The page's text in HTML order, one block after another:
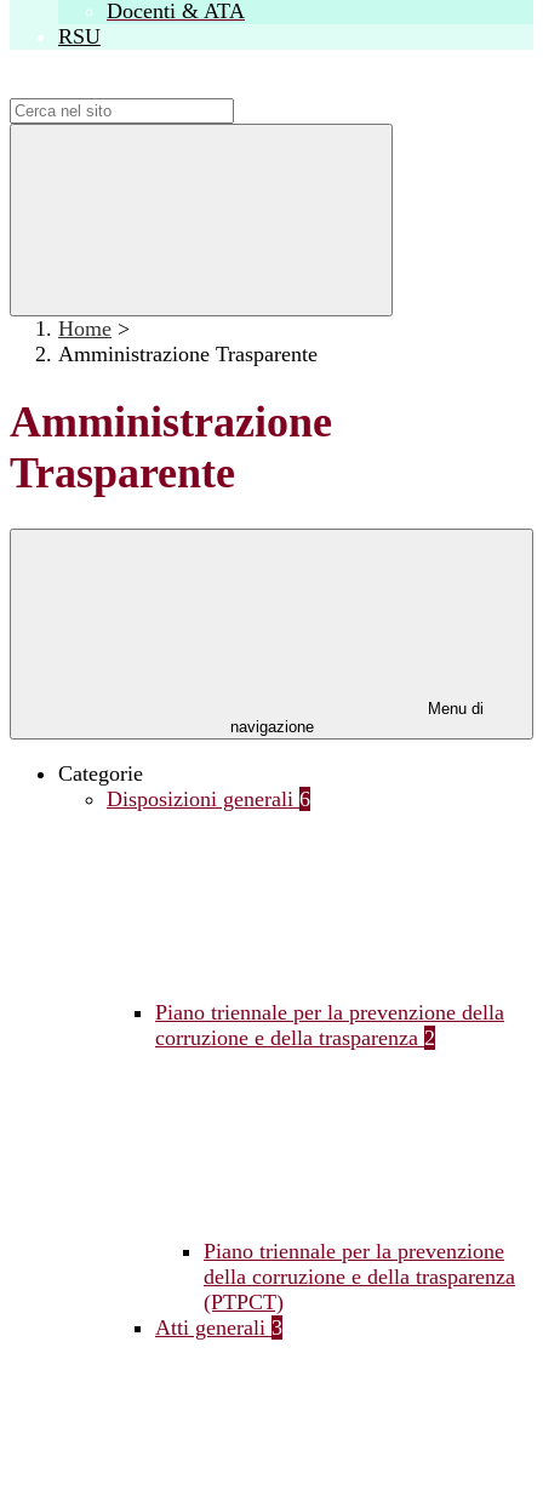
Docenti & ATA
RSU
Home >
Amministrazione Trasparente
Amministrazione
Trasparente
Menu di
navigazione
Categorie
Disposizioni generali 6
Piano triennale per la prevenzione della
corruzione e della trasparenza 2
Piano triennale per la prevenzione
della corruzione e della trasparenza
(PTPCT)
Atti generali 3